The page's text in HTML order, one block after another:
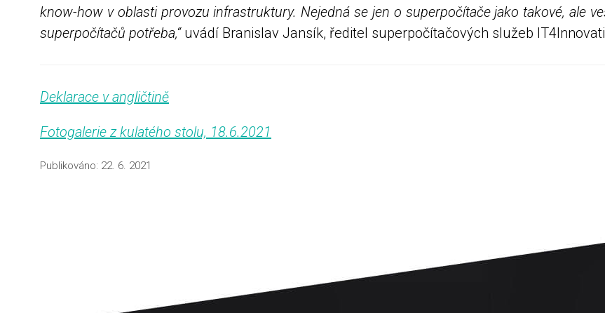
know-how v oblasti provozu infrastruktury. Nejedná se jen o superpočítače jako takové, ale
superpočítačů potřeba,“uvádí Branislav Jansík, ředitel superpočítačových služeb
Deklarace v angličtině
Fotogalerie z kulatého stolu, 18.6.2021
Publikováno: 22. 6. 2021